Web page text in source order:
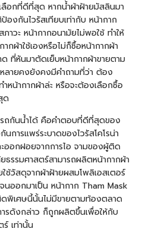
ลือกที่ดีที่สุด หากน้ำผ้าฝ้ายมัสลินมา
งกันไวรัสเทียบเท่ากับ หน้ากาก
าวะ หน้ากากอนามัยไม่พอใช้ ทำให้
กผ้าใช้เองหรือไม่ก็ซื้อหน้ากากผ้า
ที่หันมาตัดเย็บหน้ากากผ้าขายตาม
ลายคงยังคงมีคำถามที่ว่า ต้อง
หน้ากากผ้าล่ะ หรือจะต้องเลือกซื้อ
ด
ถกันน้ำได้ คือคำตอบที่ดีที่สุดของ
นการแพร่ระบาดของไวรัสโคโรน่า
ออกฝอยจากการไอ จามของผู้ติด
ธรรมศาสตร์สามารถผลิตหน้ากากผ้า
ช้วัสดุจากผ้าฝ้ายผสมโพลิเอสเตอร์
นออกมาเป็น หน้ากาก Tham Mask
พิเศษนี้นั้นไม่มีขายตามท้องตลาด
ารดังกล่าว ก็ถูกผลิตขึ้นเพื่อให้กับ
เท่านั้น